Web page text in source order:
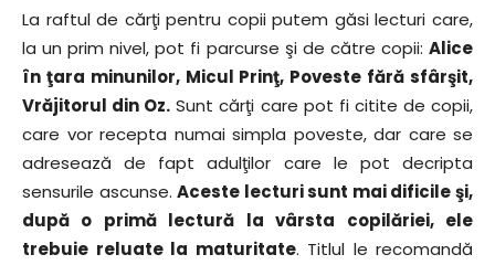
La raftul de cărţi pentru copii putem găsi lecturi care,
la un prim nivel, pot fi parcurse şi de către copii: Alice
în ţara minunilor, Micul Prinţ, Poveste fără sfârşit,
Vrăjitorul din Oz. Sunt cărţi care pot fi citite de copii,
care vor recepta numai simpla poveste, dar care se
adresează de fapt adulţilor care le pot decripta
sensurile ascunse.Aceste lecturi sunt mai dificile şi,
după o primă lectură la vârsta copilăriei, ele
trebuie reluate la maturitate. Titlul le recomandă